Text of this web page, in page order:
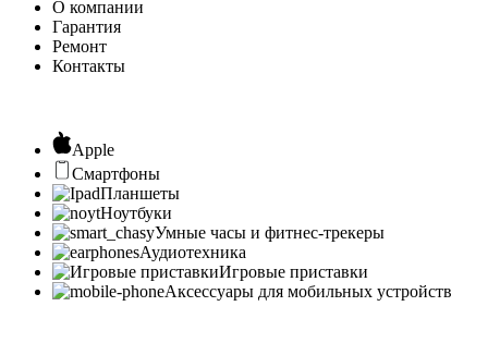
О компании
Гарантия
Ремонт
Контакты
Apple
Смартфоны
Планшеты
Ноутбуки
Умные часы и фитнес-трекеры
Аудиотехника
Игровые приставки
Аксессуары для мобильных устройств